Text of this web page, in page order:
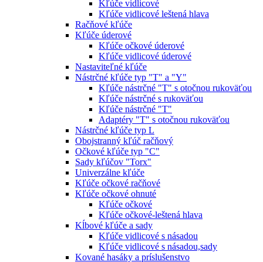
Kľúče vidlicové
Kľúče vidlicové leštená hlava
Račňové kľúče
Kľúče úderové
Kľúče očkové úderové
Kľúče vidlicové úderové
Nastaviteľné kľúče
Nástrčné kľúče typ "T" a "Y"
Kľúče nástrčné "T" s otočnou rukoväťou
Kľúče nástrčné s rukoväťou
Kľúče nástrčné "T"
Adaptéry "T" s otočnou rukoväťou
Nástrčné kľúče typ L
Obojstranný kľúč račňový
Očkové kľúče typ "C"
Sady kľúčov "Torx"
Univerzálne kľúče
Kľúče očkové račňové
Kľúče očkové ohnuté
Kľúče očkové
Kľúče očkové-leštená hlava
Kĺbové kľúče a sady
Kľúče vidlicové s násadou
Kľúče vidlicové s násadou,sady
Kované hasáky a príslušenstvo